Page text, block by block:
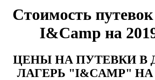
Стоимость
I&Camp на
ЦЕНЫ НА ПУТЕВКИ В
ЛАГЕРЬ "I&CAMP" НА